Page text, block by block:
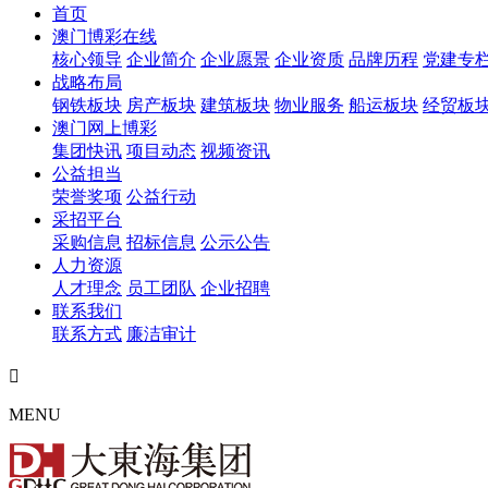
首页
澳门博彩在线
核心领导 企业简介 企业愿景 企业资质 品牌历程 党建专
战略布局
钢铁板块 房产板块 建筑板块 物业服务 船运板块 经贸板
澳门网上博彩
集团快讯 项目动态 视频资讯
公益担当
荣誉奖项 公益行动
采招平台
采购信息 招标信息 公示公告
人力资源
人才理念 员工团队 企业招聘
联系我们
联系方式 廉洁审计

MENU